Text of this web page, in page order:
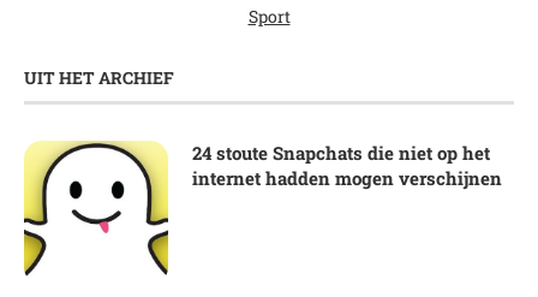
Sport
UIT HET ARCHIEF
24 stoute Snapchats die niet op het
internet hadden mogen verschijnen